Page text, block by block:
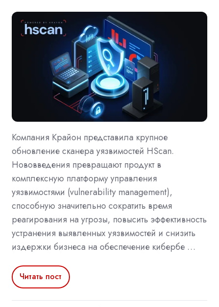
Компания Крайон представила крупное
обновление сканера уязвимостей HScan.
Нововведения превращают продукт в
комплексную платформу управления
уязвимостями (vulnerability management),
способную значительно сократить время
реагирования на угрозы, повысить эффективность
устранения выявленных уязвимостей и снизить
издержки бизнеса на обеспечение кибербе …
Читать пост